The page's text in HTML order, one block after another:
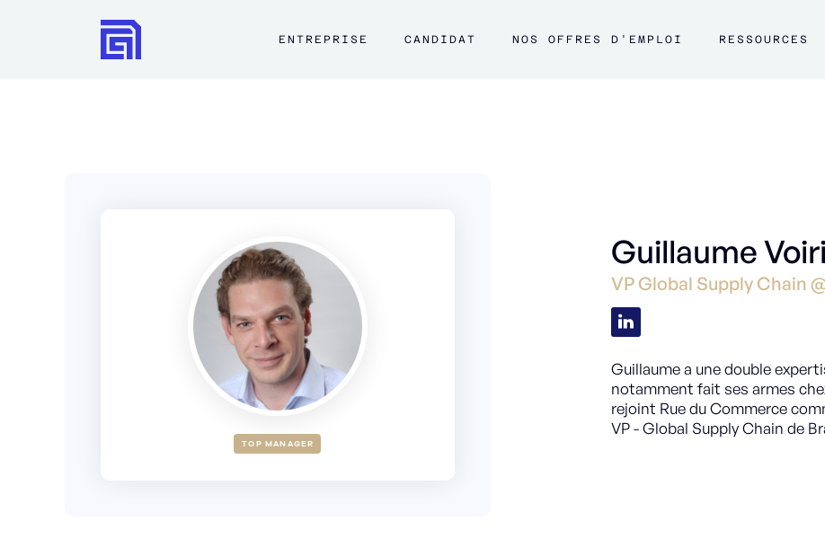
ENTREPRISE CANDIDAT NOS OFFRES D'EMPLOI RESSOURCES
TOP MANAGER
Guillaume
VP Global Supply Chain
Guillaume a une double
notamment fait ses armes
rejoint Rue du Commerce
VP - Global Supply Chain de